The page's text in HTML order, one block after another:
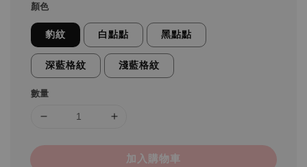
顏色
豹紋 白點點 黑點點
深藍格紋 淺藍格紋
數量
加入購物車